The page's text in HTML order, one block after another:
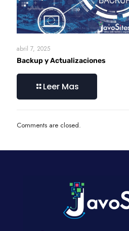
abril 7, 2025
Backup y Actualizaciones
Leer Mas
Comments are closed.